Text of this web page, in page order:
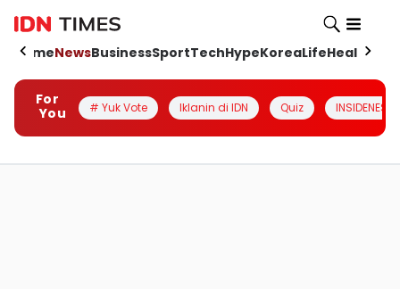
HomeNewsBusinessSportTechHypeKoreaLifeHealth
For
You
# Yuk Vote Iklanin di IDN Quiz INSIDENESIA